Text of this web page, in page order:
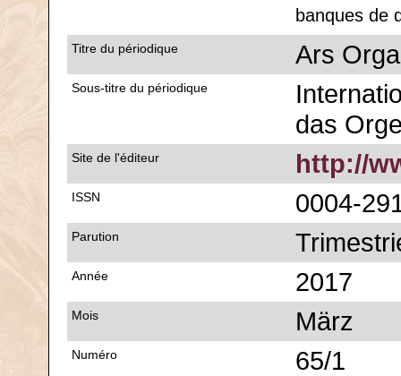
banques de
Titre du périodique Ars
Sous-titre du périodique
das
Site de l'éditeur http://
ISSN 0004-
Parution
Année 2017
Mois März
Numéro 65/1